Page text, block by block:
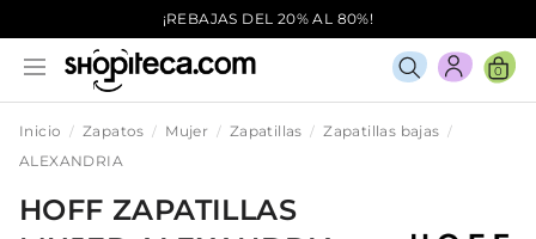
¡REBAJAS DEL 20% AL 80%!
0
Inicio Zapatos Mujer Zapatillas
Zapatillas bajas
ALEXANDRIA
HOFF ZAPATILLAS